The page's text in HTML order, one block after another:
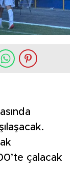
çalacak